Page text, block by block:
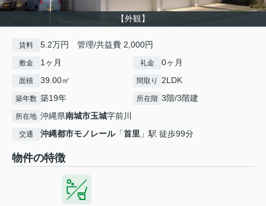
【外観】
賃料 5.2万円 管理/共益費 2,000円
敷金 1ヶ月 礼金 0ヶ月
面積 39.00㎡ 間取り 2LDK
築年数 築19年 所在階 3階/3階建
所在地 沖縄県南城市玉城字前川
交通 沖縄都市モノレール「首里 」駅 徒歩99分
物件の特徴